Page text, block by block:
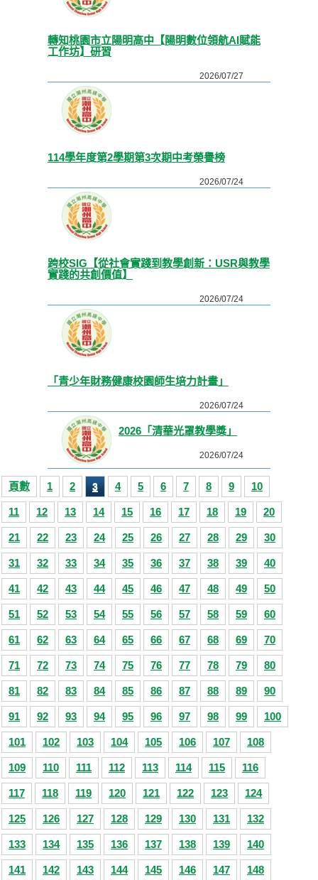
轉知桃園市立陽明高中【陽明數位領航AI賦能
工作坊】研習
2026/07/27
114學年度第2學期第3次期中考榮譽榜
2026/07/24
跨校SIG【從社會實踐到教學創新：USR與教學
實踐的共創價值】
2026/07/24
「青少年財務健康校園師生培力計畫」
2026/07/24
2026「清華光罩教學獎」
2026/07/24
頁數 1 2 3 4 5 6 7 8 9 10
11 12 13 14 15 16 17 18 19 20
21 22 23 24 25 26 27 28 29 30
31 32 33 34 35 36 37 38 39 40
41 42 43 44 45 46 47 48 49 50
51 52 53 54 55 56 57 58 59 60
61 62 63 64 65 66 67 68 69 70
71 72 73 74 75 76 77 78 79 80
81 82 83 84 85 86 87 88 89 90
91 92 93 94 95 96 97 98 99 100
101 102 103 104 105 106 107 108
109 110 111 112 113 114 115 116
117 118 119 120 121 122 123 124
125 126 127 128 129 130 131 132
133 134 135 136 137 138 139 140
141 142 143 144 145 146 147 148